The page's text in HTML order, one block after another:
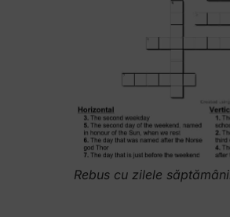
Rebus cu zilele